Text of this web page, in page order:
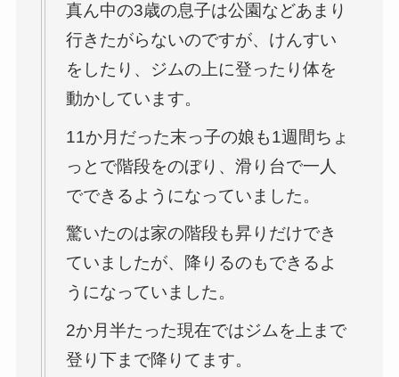
真ん中の3歳の息子は公園などあまり
行きたがらないのですが、けんすい
をしたり、ジムの上に登ったり体を
動かしています。
11か月だった末っ子の娘も1週間ちょ
っとで階段をのぼり、滑り台で一人
でできるようになっていました。
驚いたのは家の階段も昇りだけでき
ていましたが、降りるのもできるよ
うになっていました。
2か月半たった現在ではジムを上まで
登り下まで降りてます。